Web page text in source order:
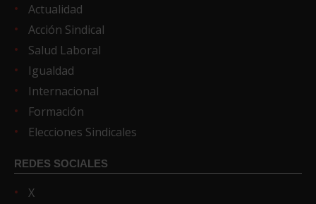
Actualidad
Acción Sindical
Salud Laboral
Igualdad
Internacional
Formación
Elecciones Sindicales
REDES SOCIALES
X